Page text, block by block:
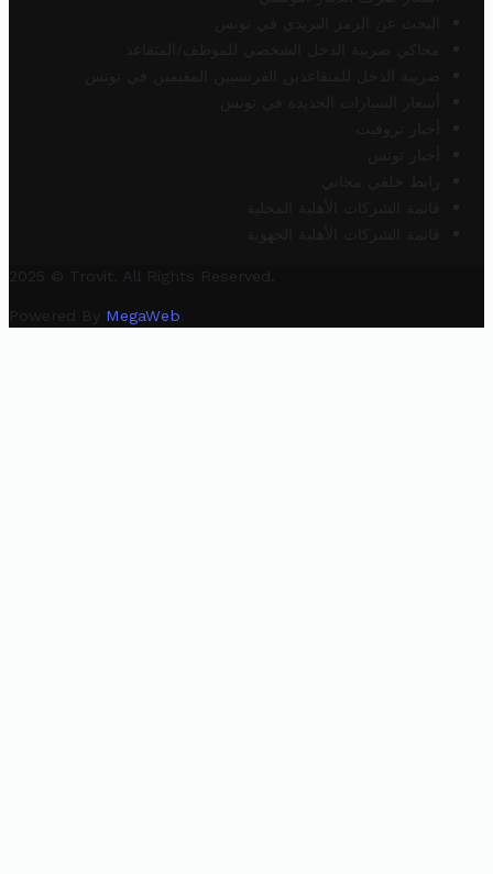
البحث عن الرمز البريدي في تونس
محاكي ضريبة الدخل الشخصي للموظف/المتقاعد
ضريبة الدخل للمتقاعدين الفرنسيين المقيمين في تونس
أسعار السيارات الجديدة في تونس
أخبار تروفيت
أخبار تونس
رابط خلفي مجاني
قائمة الشركات الأهلية المحلية
قائمة الشركات الأهلية الجهوية
2025 © Trovit. All Rights Reserved.
Powered By MegaWeb